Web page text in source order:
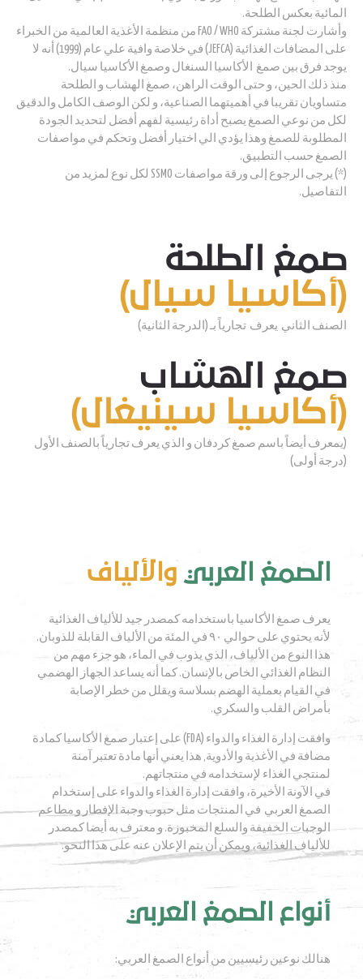
المائية بعكس الطلحة.
وأشارت لجنة مشتركة FAO / WHO من منظمة الأغذية العالمية من الخبراء
على المضافات الغذائية (JEFCA) في خلاصة وافية علي عام (1999) أنه لا
يوجد فرق بين صمغ الأكاسيا السنغال وصمغ الأكاسيا سيال.
منذ ذلك الحين، و حتى الوقت الراهن، صمغ الهشاب و الطلحة
متساويان تقريبا في أهميتهما الصناعية، و لكن الوصف الكامل والدقيق
لكل من نوعي الصمغ يصبح أداة رئيسية لفهم أفضل لتحديد الجودة
المطلوبة للصمغ وهذا يؤدي الي اختيار أفضل وتحكم في مواصفات
الصمغ حسب التطبيق.
(*) يرجى الرجوع إلى ورقة مواصفات SSMO لكل نوع لمزيد من
التفاصيل.
صمغ الطلحة
(أكاسيا سيال)
الصنف الثاني يعرف تجارياً بـ (الدرجة الثانية)
صمغ الهشاب
(أكاسيا سينيغال)
(يمعرف أيضاً باسم صمغ كردفان و الذي يعرف تجارياً بالصنف الأول
(درجة أولى)
الصمغ العربي والألياف
يعرف صمغ الأكاسيا باستخدامه كمصدر جيد للألياف الغذائية
لأنه يحتوي على حوالي ٩٠ في المئة من الألياف القابلة للذوبان.
هذا النوع من الألياف، الذي يذوب في الماء، هو جزء مهم من
النظام الغذائي الخاص بالإنسان. كما أنه يساعد الجهاز الهضمي
في القيام بعملية الهضم بسلاسة ويقلل من خطر الإصابة
بأمراض القلب والسكري.
وافقت إدارة الغذاء والدواء (FDA) على إعتبار صمغ الأكاسيا كمادة
مضافة في الأغذية والأدوية, هذا يعني أنها مادة تعتبر آمنة
لمنتجي الغذاء لإستخدامه في منتجاتهم.
في الآونة الأخيرة، وافقت إدارة الغذاء والدواء على إستخدام
الصمغ العربي في المنتجات مثل حبوب وجبة الإفطار و مطاعم
الوجبات الخفيفة والسلع المخبوزة. و معترف به أيضا كمصدر
للألياف الغذائية، ويمكن أن يتم الإعلان عنه على هذا النحو.
أنواع الصمغ العربي
هنالك نوعين رئيسيين من أنواع الصمغ العربي: